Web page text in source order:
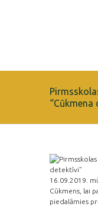
“Cūkmena
16.09.2019.
Cūkmens, lai
piedalāmies